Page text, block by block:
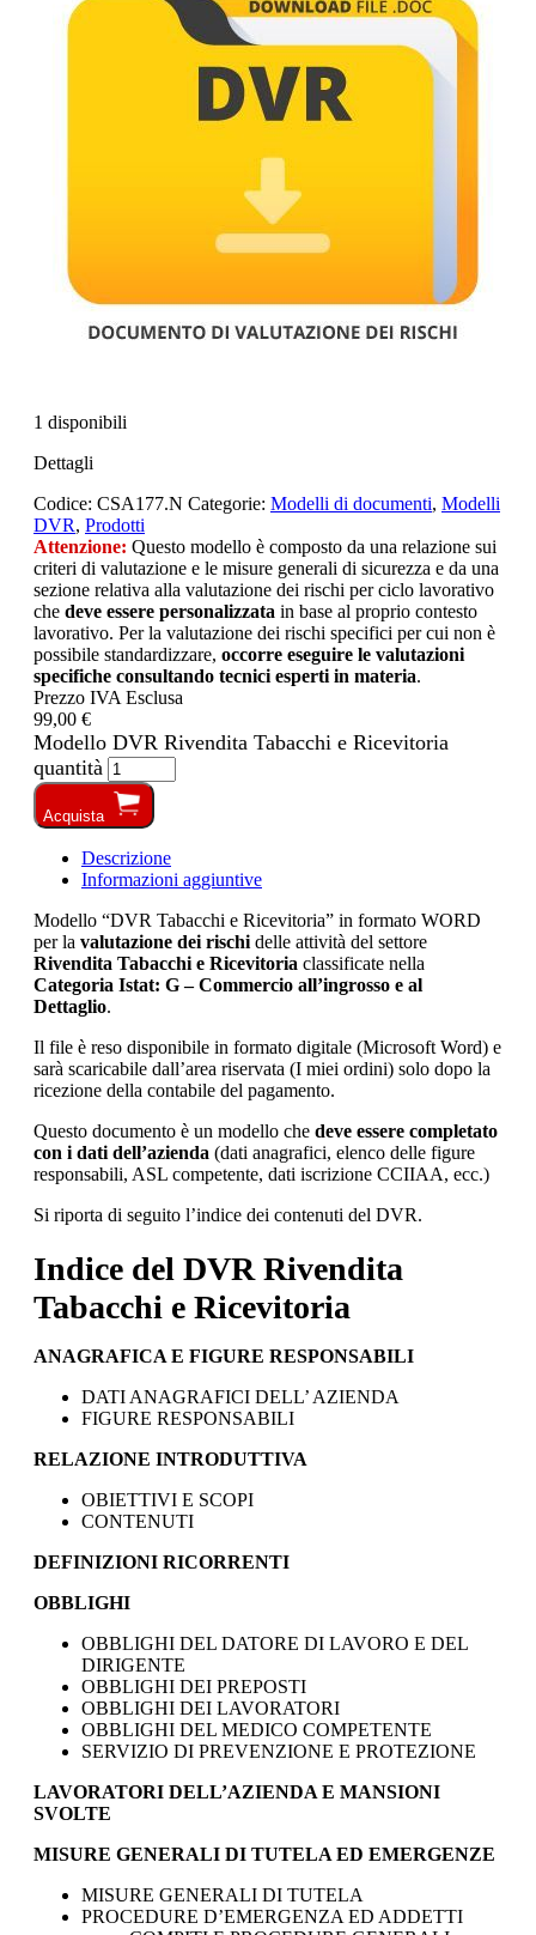
1 disponibili
Dettagli
Codice: CSA177.N Categorie: Modelli di documenti, Modelli
DVR, Prodotti
Attenzione: Questo modello è composto da una relazione sui
criteri di valutazione e le misure generali di sicurezza e da una
sezione relativa alla valutazione dei rischi per ciclo lavorativo
che deve essere personalizzata in base al proprio contesto
lavorativo. Per la valutazione dei rischi specifici per cui non è
possibile standardizzare, occorre eseguire le valutazioni
specifiche consultando tecnici esperti in materia.
Prezzo IVA Esclusa
99,00 €
Modello DVR Rivendita Tabacchi e Ricevitoria
quantità
Acquista
Descrizione
Informazioni aggiuntive
Modello “DVR Tabacchi e Ricevitoria” in formato WORD
per la valutazione dei rischi delle attività del settore
Rivendita Tabacchi e Ricevitoria classificate nella
Categoria Istat: G – Commercio all’ingrosso e al
Dettaglio.
Il file è reso disponibile in formato digitale (Microsoft Word) e
sarà scaricabile dall’area riservata (I miei ordini) solo dopo la
ricezione della contabile del pagamento.
Questo documento è un modello che deve essere completato
con i dati dell’azienda (dati anagrafici, elenco delle figure
responsabili, ASL competente, dati iscrizione CCIIAA, ecc.)
Si riporta di seguito l’indice dei contenuti del DVR.
Indice del DVR Rivendita
Tabacchi e Ricevitoria
ANAGRAFICA E FIGURE RESPONSABILI
DATI ANAGRAFICI DELL’ AZIENDA
FIGURE RESPONSABILI
RELAZIONE INTRODUTTIVA
OBIETTIVI E SCOPI
CONTENUTI
DEFINIZIONI RICORRENTI
OBBLIGHI
OBBLIGHI DEL DATORE DI LAVORO E DEL
DIRIGENTE
OBBLIGHI DEI PREPOSTI
OBBLIGHI DEI LAVORATORI
OBBLIGHI DEL MEDICO COMPETENTE
SERVIZIO DI PREVENZIONE E PROTEZIONE
LAVORATORI DELL’AZIENDA E MANSIONI
SVOLTE
MISURE GENERALI DI TUTELA ED EMERGENZE
MISURE GENERALI DI TUTELA
PROCEDURE D’EMERGENZA ED ADDETTI